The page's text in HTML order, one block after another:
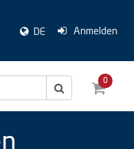
DE Anmelden
0